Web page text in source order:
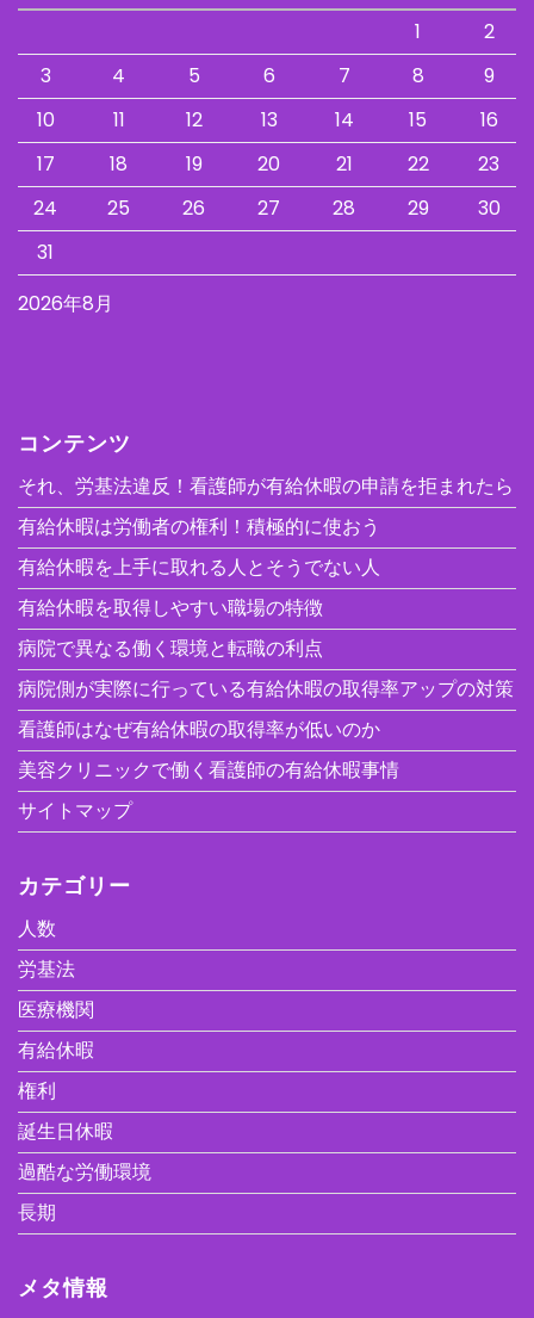
2026年8月
1
2
3
4 5 6 7 8
9
10
11 12 13 14 15
16
17
18 19 20 21 22
23
24
25 26 27 28 29
30
31
コンテンツ
それ、労基法違反！看護師が有給休暇の申請を拒まれたら
有給休暇は労働者の権利！積極的に使おう
有給休暇を上手に取れる人とそうでない人
有給休暇を取得しやすい職場の特徴
病院で異なる働く環境と転職の利点
病院側が実際に行っている有給休暇の取得率アップの対策
看護師はなぜ有給休暇の取得率が低いのか
美容クリニックで働く看護師の有給休暇事情
サイトマップ
カテゴリー
人数
労基法
医療機関
有給休暇
権利
誕生日休暇
過酷な労働環境
長期
メタ情報